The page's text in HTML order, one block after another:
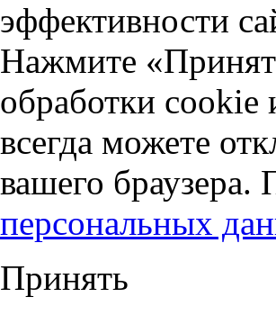
эффективности
Нажмите
обработки
всегда можете
вашего
персональных
Принять